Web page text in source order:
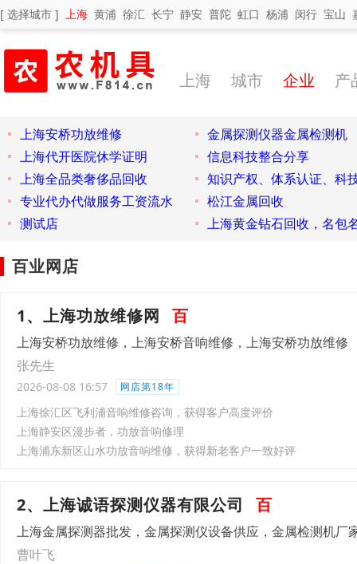
[ 选择城市 ] 上海 黄浦 徐汇 长宁 静安 普陀 虹口 杨浦 闵行 宝山
上海 城市 企业 产
上海安桥功放维修
金属探测仪器金属检测机
上海代开医院休学证明
信息科技整合分享
上海全品类奢侈品回收
知识产权、体系认证、科
专业代办代做服务工资流水
松江金属回收
测试店
上海黄金钻石回收，名包
百业网店
1、上海功放维修网 百
上海安桥功放维修，上海安桥音响维修，上海安桥功放维修
张先生
2026-08-08 16:57 网店第18年
上海徐汇区飞利浦音响维修咨询，获得客户高度评价
上海静安区漫步者，功放音响修理
上海浦东新区山水功放音响维修，获得新老客户一致好评
2、上海诚语探测仪器有限公司 百
上海金属探测器批发，金属探测仪设备供应，金属检测机厂
曹叶飞